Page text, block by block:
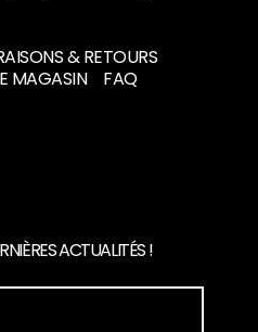
& RETOURS
MAGASIN FAQ
ACTUALITÉS !